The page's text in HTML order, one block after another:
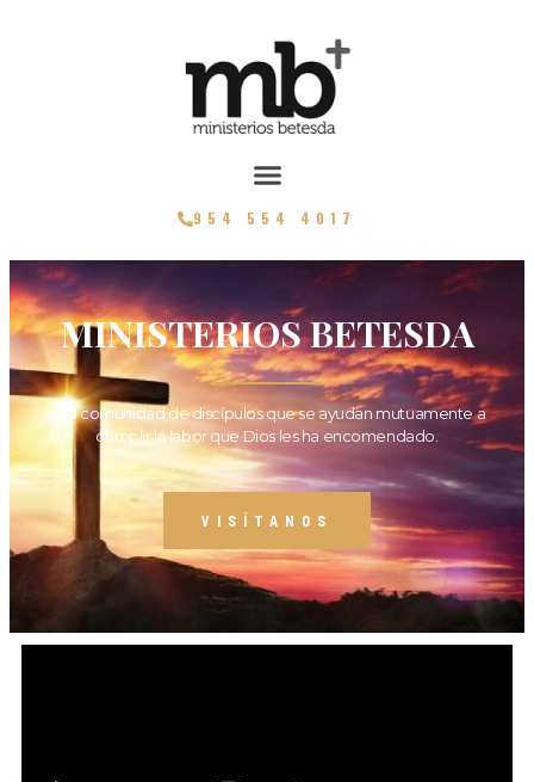
954 554 4017
MINISTERIOS BETESDA
Una comunidad de discípulos que se ayudan mutuamente a
cumplir la labor que Dios les ha encomendado.
VISÍTANOS